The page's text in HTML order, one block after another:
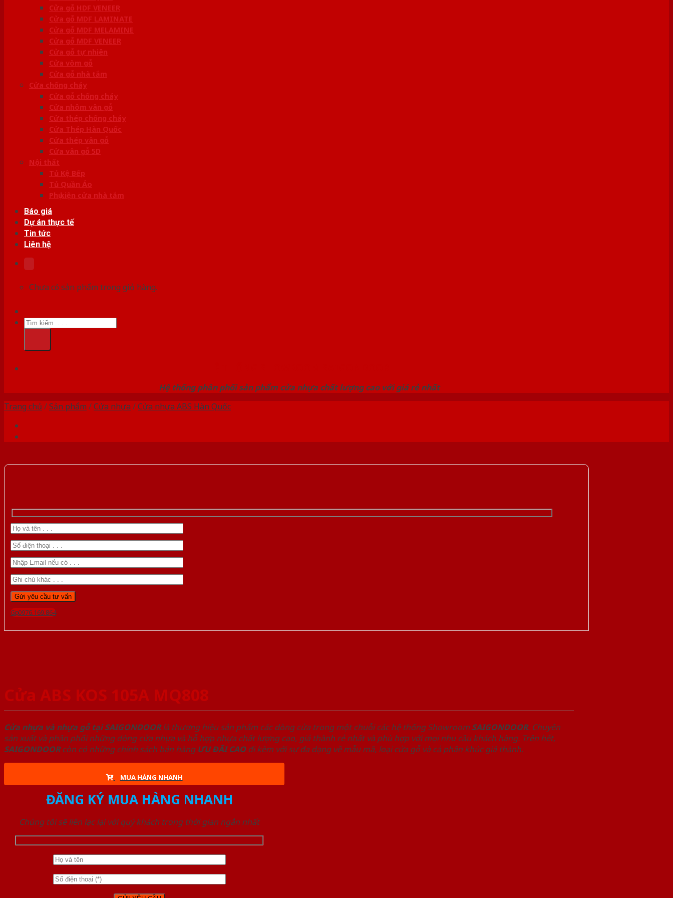
Cửa gỗ HDF VENEER
Cửa gỗ MDF LAMINATE
Cửa gỗ MDF MELAMINE
Cửa gỗ MDF VENEER
Cửa gỗ tự nhiên
Cửa vòm gỗ
Cửa gỗ nhà tắm
Cửa chống cháy
Cửa gỗ chống cháy
Cửa nhôm vân gỗ
Cửa thép chống cháy
Cửa Thép Hàn Quốc
Cửa thép vân gỗ
Cửa vân gỗ 5D
Nội thất
Tủ Kệ Bếp
Tủ Quần Áo
Phụ kiện cửa nhà tắm
Báo giá
Dự án thực tế
Tin tức
Liên hệ
Chưa có sản phẩm trong giỏ hàng.
Tìm
kiếm:
Hệ thống phân phối sản phẩm cửa nhựa chất lượng cao với giá rẻ nhất
Trang chủ /Sản phẩm /Cửa nhựa /Cửa nhựa ABS Hàn Quốc
Gọi 0976.169.864
Cửa ABS KOS 105A MQ808
Cửa nhựa và nhựa gỗ tại SAIGONDOORlà thương hiệu sản phẩm các dòng cửa trong một chuỗi các hệ thống Showroom SAIGONDOOR. Chuyên
sản xuất và phân phối những dòng cửa nhựa và hỗ hợp nhựa chất lượng cao, giá thành rẻ nhất và phù hợp với mọi nhu cầu khách hàng. Trên hết,
SAIGONDOORcòn có những chính sách bán hàng ƯU ĐÃI CAOđi kèm với sự đa dạng về mẫu mã, loại cửa gỗ và cả phân khúc giá thành.
MUA HÀNG NHANH
ĐĂNG KÝ MUA HÀNG NHANH
Chúng tôi sẽ liên lạc lại với quý khách trong thời gian ngắn nhất